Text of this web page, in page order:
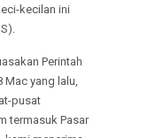
kecilan ini
Perintah
Mac yang lalu,
pusat
termasuk Pasar